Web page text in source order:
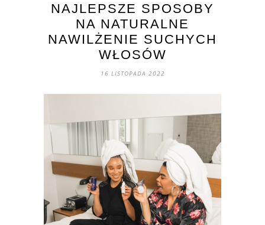
NAJLEPSZE SPOSOBY
NA NATURALNE
NAWILŻENIE SUCHYCH
WŁOSÓW
16 LISTOPADA 2022